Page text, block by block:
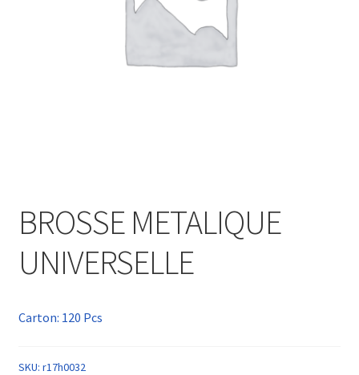
BROSSE METALIQUE
UNIVERSELLE
Carton: 120 Pcs
SKU: r17h0032